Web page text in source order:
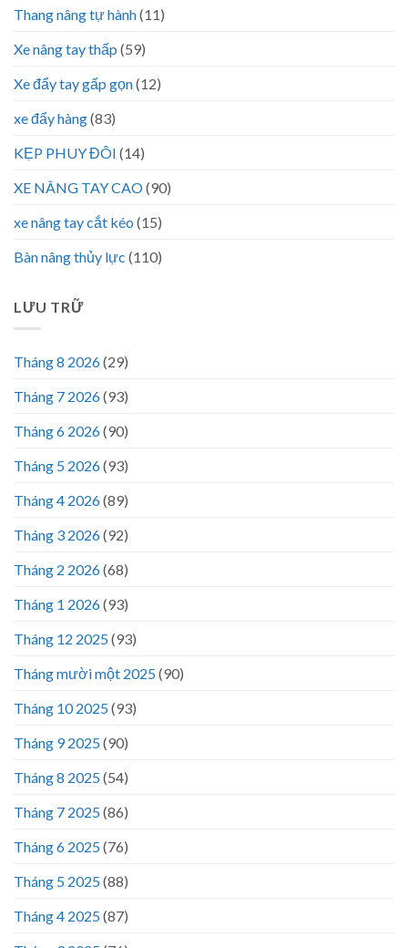
Thang nâng tự hành(11)
Xe nâng tay thấp (59)
Xe đẩy tay gấp gọn(12)
xe đẩy hàng(83)
KẸP PHUY ĐÔI (14)
XE NÂNG TAY CAO(90)
xe nâng tay cắt kéo (15)
Bàn nâng thủy lực (110)
LƯU TRỮ
Tháng 8 2026(29)
Tháng 7 2026(93)
Tháng 6 2026(90)
Tháng 5 2026(93)
Tháng 4 2026(89)
Tháng 3 2026(92)
Tháng 2 2026(68)
Tháng 1 2026(93)
Tháng 12 2025(93)
Tháng mười một 2025(90)
Tháng 10 2025(93)
Tháng 9 2025(90)
Tháng 8 2025(54)
Tháng 7 2025(86)
Tháng 6 2025(76)
Tháng 5 2025(88)
Tháng 4 2025(87)